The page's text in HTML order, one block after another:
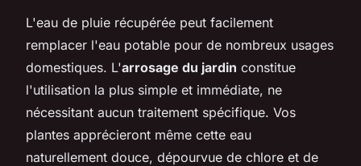
L'eau de pluie récupérée peut facilement
remplacer l'eau potable pour de nombreux usages
domestiques. L'arrosage du jardin constitue
l'utilisation la plus simple et immédiate, ne
nécessitant aucun traitement spécifique. Vos
plantes apprécieront même cette eau
naturellement douce, dépourvue de chlore et de